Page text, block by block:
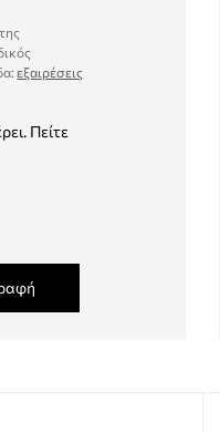
εξαιρέσεις
Πείτε